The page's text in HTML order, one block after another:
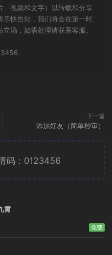
、视频和文字）以转载和分享
尽快告知，我们将会在第一时
场，如需处理请联系客服。
下一篇
添加好友（简单秒审）
码：0123456
霄
免费